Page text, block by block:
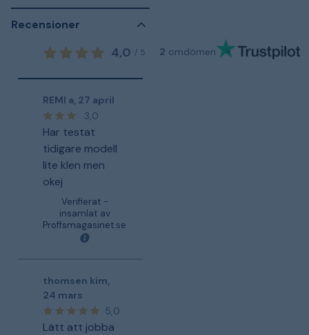
Recensioner
4,0 / 5 2 omdömen
REMI a 27 april
3,0
Har testat
tidigare modell
lite klen men
okej
Verifierat -
insamlat av
Proffsmagasinet.se
thomsen kim
24 mars
5,0
Lätt att jobba